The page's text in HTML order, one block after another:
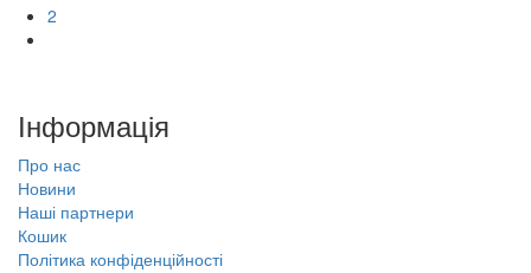
2
Інформація
Про нас
Новини
Наші партнери
Кошик
Політика конфіденційності